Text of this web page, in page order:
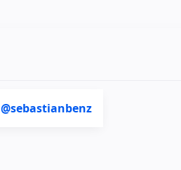
@sebastianbenz